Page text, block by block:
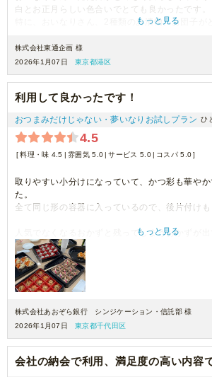
白とお正月らしい色合いでとても良かったです。
特に、おいなりさん、2種類のお漬物、お団子が
た目も華やかでしたが気温が低かったのもあって
見た目が安っぽくてあまり手をつけられず…いぶ
少し欲しかったです…
でも金額を考えたらとても良かったと思います。
もっと見る
株式会社東通企画 様
2026年1月07日
東京都港区
利用して良かったです！
おつまみだけじゃない・夢いなりお試しプラン ひ
4.5
料理・味 4.5 雰囲気 5.0 サービス 5.0 コスパ 5.0
取りやすい小分けになっていて、かつ彩も華や
た。
全て同じ形の容器に入っているので、後片付けも
人気でなくなるおかずと残ってしまうおかずが出
利用者がおかずを選べるメニューもあると良いと
予算内でどれも美味しくいただけたので、また来
きます！
もっと見る
株式会社あおぞら銀行 シンジケーション・信託部 様
2026年1月07日
東京都千代田区
会社の納会で利用、満足度の高い内容